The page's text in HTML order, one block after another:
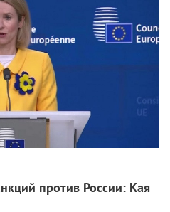
против России: Кая